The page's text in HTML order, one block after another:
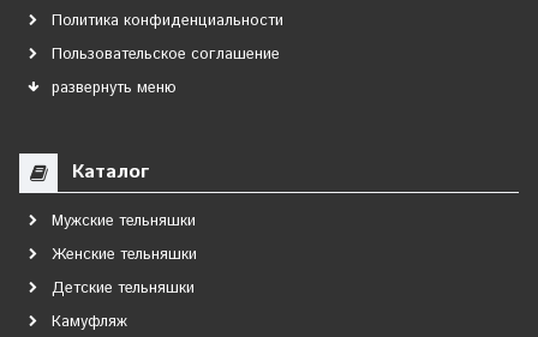
Политика конфиденциальности
Пользовательское соглашение
развернуть меню
Каталог
Мужские тельняшки
Женские тельняшки
Детские тельняшки
Камуфляж